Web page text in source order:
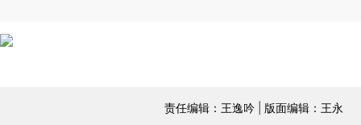
责任编辑：王逸吟 | 版面编辑：王永